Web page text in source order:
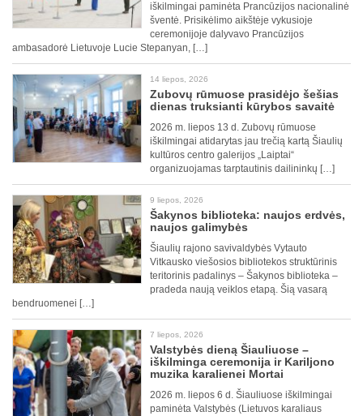
iškilmingai paminėta Prancūzijos nacionalinė
šventė. Prisikėlimo aikštėje vykusioje
ceremonijoje dalyvavo Prancūzijos
ambasadorė Lietuvoje Lucie Stepanyan, […]
14 liepos, 2026
Zubovų rūmuose prasidėjo šešias
dienas truksianti kūrybos savaitė
2026 m. liepos 13 d. Zubovų rūmuose
iškilmingai atidarytas jau trečią kartą Šiaulių
kultūros centro galerijos „Laiptai“
organizuojamas tarptautinis dailininkų […]
9 liepos, 2026
Šakynos biblioteka: naujos erdvės,
naujos galimybės
Šiaulių rajono savivaldybės Vytauto
Vitkausko viešosios bibliotekos struktūrinis
teritorinis padalinys – Šakynos biblioteka –
pradeda naują veiklos etapą. Šią vasarą
bendruomenei […]
7 liepos, 2026
Valstybės dieną Šiauliuose –
iškilminga ceremonija ir Kariljono
muzika karalienei Mortai
2026 m. liepos 6 d. Šiauliuose iškilmingai
paminėta Valstybės (Lietuvos karaliaus